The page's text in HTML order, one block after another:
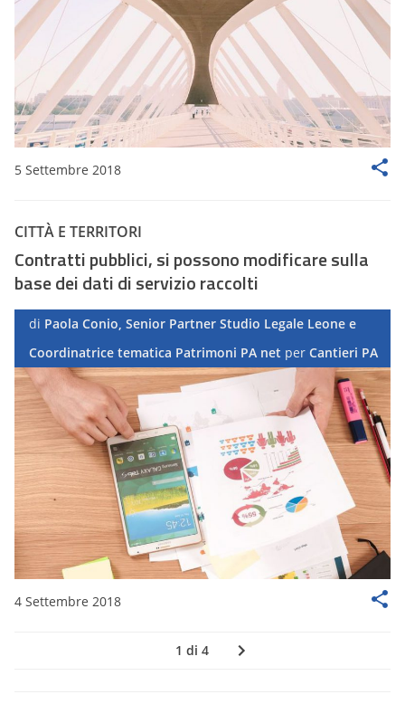
5 Settembre 2018
CITTÀ E TERRITORI
Contratti pubblici, si possono modificare sulla
base dei dati di servizio raccolti
di Paola Conio, Senior Partner Studio Legale Leone e
Coordinatrice tematica Patrimoni PA net per Cantieri PA
4 Settembre 2018
1 di 4